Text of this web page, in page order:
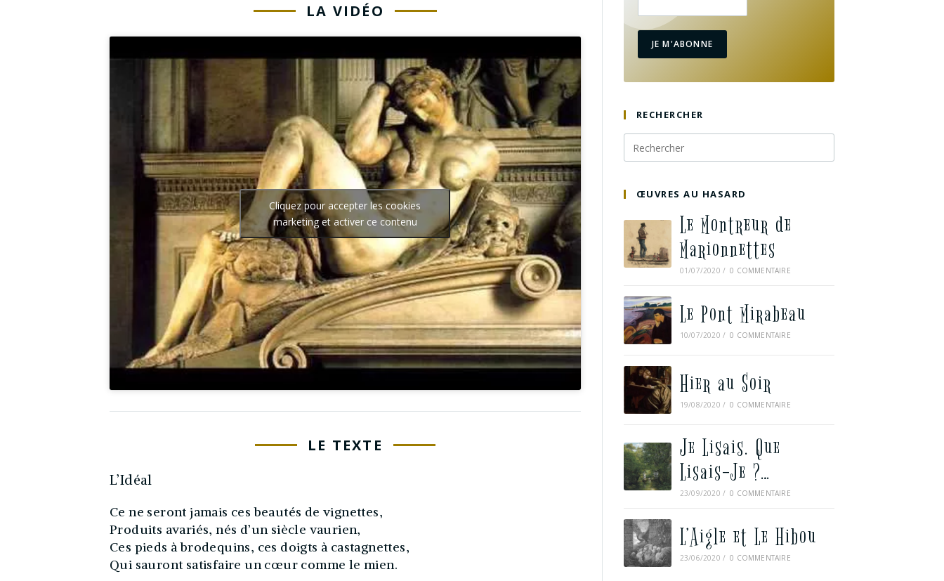
LA VIDÉO
Cliquez pour accepter les cookies
marketing et activer ce contenu
LE TEXTE
L’Idéal
Ce ne seront jamais ces beautés de vignettes,
Produits avariés, nés d’un siècle vaurien,
Ces pieds à brodequins, ces doigts à castagnettes,
Qui sauront satisfaire un cœur comme le mien.
JE M'ABONNE
RECHERCHER
ŒUVRES AU HASARD
Le Montreur de
Marionnettes
01/07/2020 / 0 COMMENTAIRE
Le Pont Mirabeau
10/07/2020 / 0 COMMENTAIRE
Hier au Soir
19/08/2020 / 0 COMMENTAIRE
Je Lisais. Que
Lisais-Je ?…
23/09/2020 / 0 COMMENTAIRE
L’Aigle et Le Hibou
23/06/2020 / 0 COMMENTAIRE